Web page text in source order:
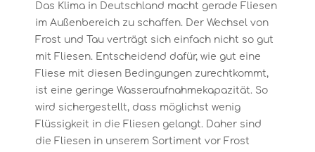
Das Klima in Deutschland macht gerade Fliesen
im Außenbereich zu schaffen. Der Wechsel von
Frost und Tau verträgt sich einfach nicht so gut
mit Fliesen. Entscheidend dafür, wie gut eine
Fliese mit diesen Bedingungen zurechtkommt,
ist eine geringe Wasseraufnahmekapazität. So
wird sichergestellt, dass möglichst wenig
Flüssigkeit in die Fliesen gelangt. Daher sind
die Fliesen in unserem Sortiment vor Frost